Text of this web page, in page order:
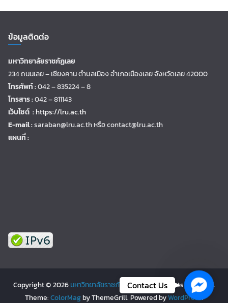
ข้อมูลติดต่อ
มหาวิทยาลัยราชภัฏเลย
234 ถนนเลย – เชียงคาน ตำบลเมือง อำเภอเมืองเลย จังหวัดเลย 42000
โทรศัพท์ :042 – 835224 – 8
โทรสาร :042 – 811143
เว็บไซต์ :https://lru.ac.th
E-mail :saraban@lru.ac.thหรือ contact@lru.ac.th
แผนที่ :
Copyright © 2026มหาวิทยาลัยราชภัฏเลย | LRU. All rights reserved.
Theme:ColorMagby ThemeGrill. Powered byWordPress.
Contact Us